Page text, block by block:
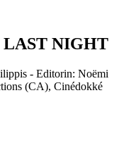
LAST NIGHT
- Editorin: Noëmi
(CA), Cinédokké